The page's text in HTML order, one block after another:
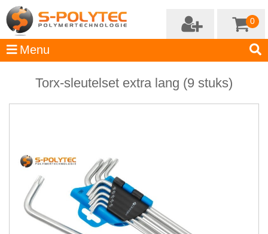
0
Torx-sleutelset extra lang (9 stuks)